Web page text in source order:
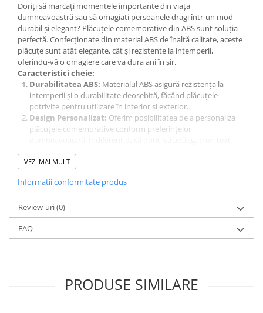
Doriți să marcați momentele importante din viața
dumneavoastră sau să omagiați persoanele dragi într-un mod
durabil și elegant? Plăcuțele comemorative din ABS sunt soluția
perfectă. Confecționate din material ABS de înaltă calitate, aceste
plăcuțe sunt atât elegante, cât și rezistente la intemperii,
oferindu-vă o omagiere care va dura ani în șir.
Caracteristici cheie:
Durabilitatea ABS: Materialul ABS asigură rezistența la
intemperii și o durabilitate deosebită, făcând plăcuțele
potrivite pentru utilizare în interior și exterior.
Design Personalizat: Oferim posibilitatea de a personaliza
plăcuțele comemorative conform preferințelor
emoționant, o imagine sau o combinație a ambelor, putem
crea o plăcuță unică pentru dumneavoastră.
pentru o gamă largă de aplicații, inclusiv comemorări
funerare, evenimente speciale, omagieri corporative și multe
altele.
Montaj Ușor:Cu opțiuni flexibile de montaj, inclusiv găuri
pre-forate sau adeziv puternic, plăcuțele noastre sunt ușor de
instalat în orice locație dorită.
ABS sunt atât accesibile, cât și de încredere.
VEZI MAI MULT
Informatii conformitate produs
Review-uri(0)
FAQ
PRODUSE SIMILARE